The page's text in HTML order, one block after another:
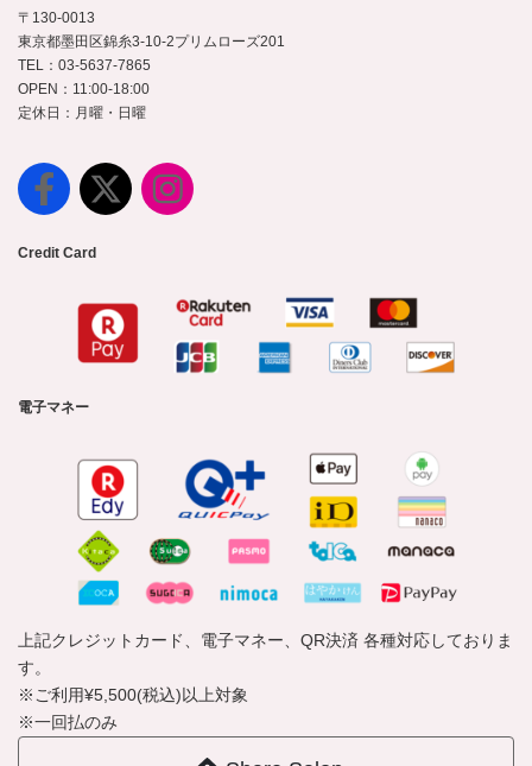
〒130-0013
東京都墨田区錦糸3-10-2プリムローズ201
TEL：03-5637-7865
OPEN：11:00-18:00
定休日：月曜・日曜
Credit Card
電子マネー
上記クレジットカード、電子マネー、QR決済 各種対応しておりま
す。
※ご利用¥5,500(税込)以上対象
※一回払のみ